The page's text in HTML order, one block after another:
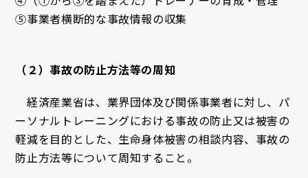
⑤事業者横断的な事故情報の収集
（２）事故の防止方法等の周知
経済産業省は、業界団体及び関係事業者に対し、パ
ーソナルトレーニングにおける事故の防止又は被害の
軽減を目的とした、生命身体被害の相談内容、事故の
防止方法等について周知すること。